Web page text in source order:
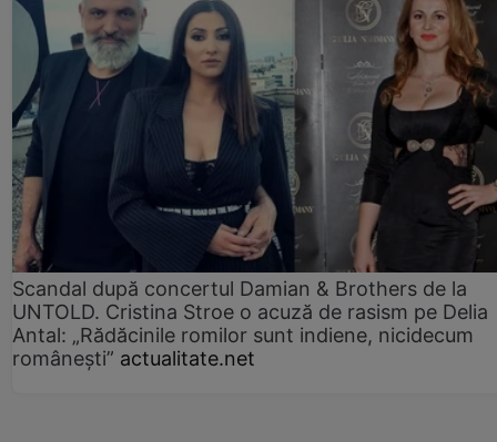
Scandal după concertul Damian & Brothers de la
UNTOLD. Cristina Stroe o acuză de rasism pe Delia
Antal: „Rădăcinile romilor sunt indiene, nicidecum
românești” actualitate.net